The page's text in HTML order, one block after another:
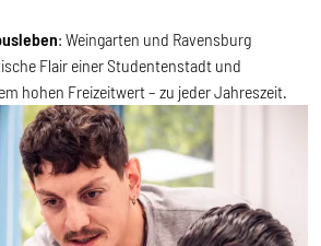
: Weingarten und Ravensburg
Flair einer Studentenstadt und
hohen Freizeitwert – zu jeder Jahreszeit.